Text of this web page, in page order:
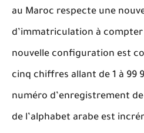
au Maroc respecte une
d’immatriculation à compter
nouvelle configuration est
cinq chiffres allant de 1 à 99
numéro d’enregistrement
de l’alphabet arabe est